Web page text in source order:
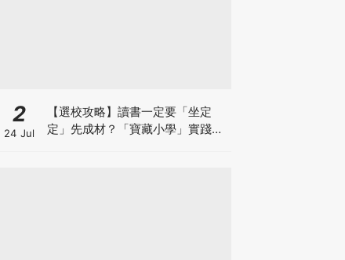
2
24 Jul
【選校攻略】讀書一定要「坐定
定」先成材？「寶藏小學」實踐動